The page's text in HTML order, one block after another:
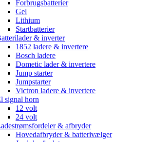
Forbrugsbatterier
Gel
Lithium
Startbatterier
& inverter
1852 ladere & invertere
Bosch ladere
Dometic lader & invertere
Jump starter
Jumpstarter
Victron ladere & invertere
signal horn
12 volt
24 volt
& afbryder
Hovedafbryder & batterivælger